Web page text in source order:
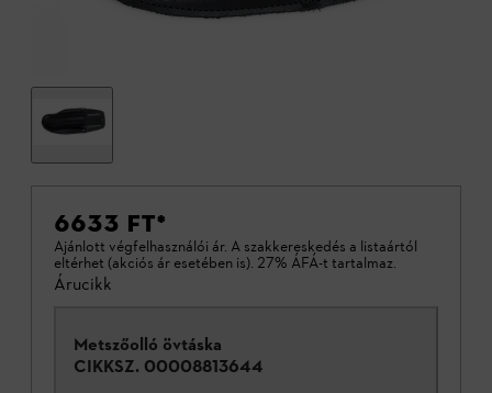
6633 FT*
Ajánlott végfelhasználói ár. A szakkereskedés a listaártól
eltérhet (akciós ár esetében is). 27% ÁFÁ-t tartalmaz.
Árucikk
Metszőolló övtáska
CIKKSZ. 00008813644